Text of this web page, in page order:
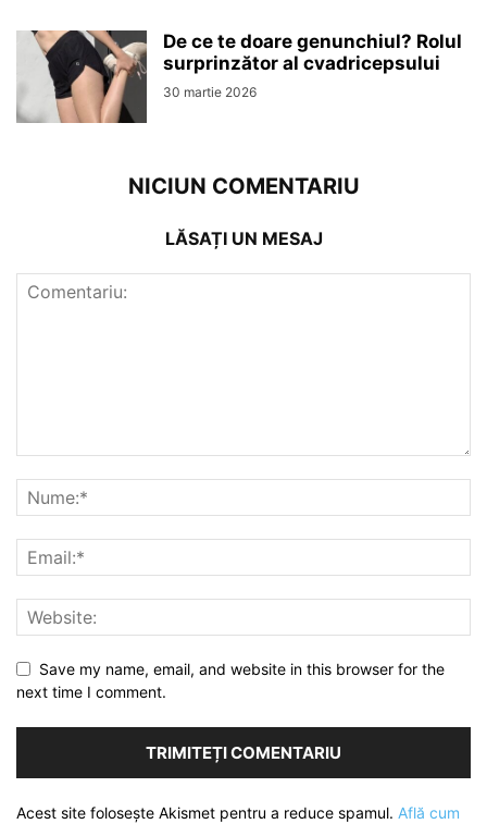
De ce te doare genunchiul? Rolul
surprinzător al cvadricepsului
30 martie 2026
NICIUN COMENTARIU
LĂSAȚI UN MESAJ
Save my name, email, and website in this browser for the
next time I comment.
Acest site folosește Akismet pentru a reduce spamul. Află cum